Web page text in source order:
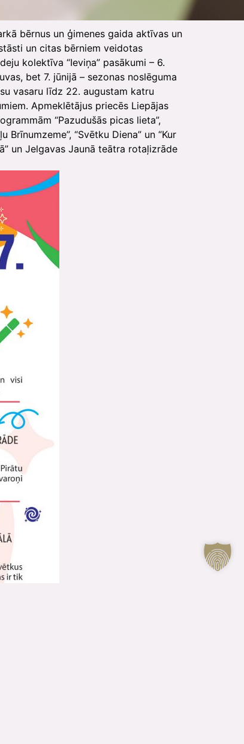
bērnus un ģimenes gaida aktīvas un
un citas bērniem veidotas
kolektīva “Ieviņa” pasākumi – 6.
bet 7. jūnijā – sezonas noslēguma
vasaru līdz 22. augustam katru
Apmeklētājus priecēs Liepājas
“Pazudušās picas lieta”,
“Svētku Diena” un “Kur
un Jelgavas Jaunā teātra rotaļizrāde